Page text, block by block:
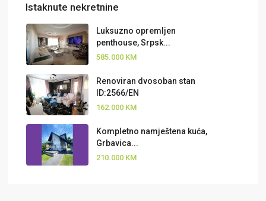
Istaknute nekretnine
Luksuzno opremljen
penthouse, Srpsk...
585.000 KM
Renoviran dvosoban stan
ID:2566/EN
162.000 KM
Kompletno namještena kuća,
Grbavica...
210.000 KM